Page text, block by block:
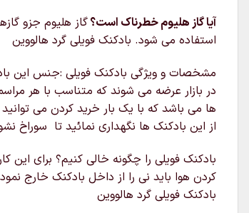
آیا گاز هلیوم خطرناک است؟گاز هلیوم جزو
استفاده می شود. بادکنک فویلی گرد هالووین
مشخصات و ویژگی بادکنک فویلی :جنس این
در بازار عرضه می شوند که متناسب با هر
ها می باشد که با یک بار خرید کردن می
از این بادکنک ها نگهداری نمائید تا سوراخ
بادکنک فویلی را چگونه خالی کنیم؟ برای
کردن هوا باید نی را از داخل بادکنک خارج
بادکنک فویلی گرد هالووین